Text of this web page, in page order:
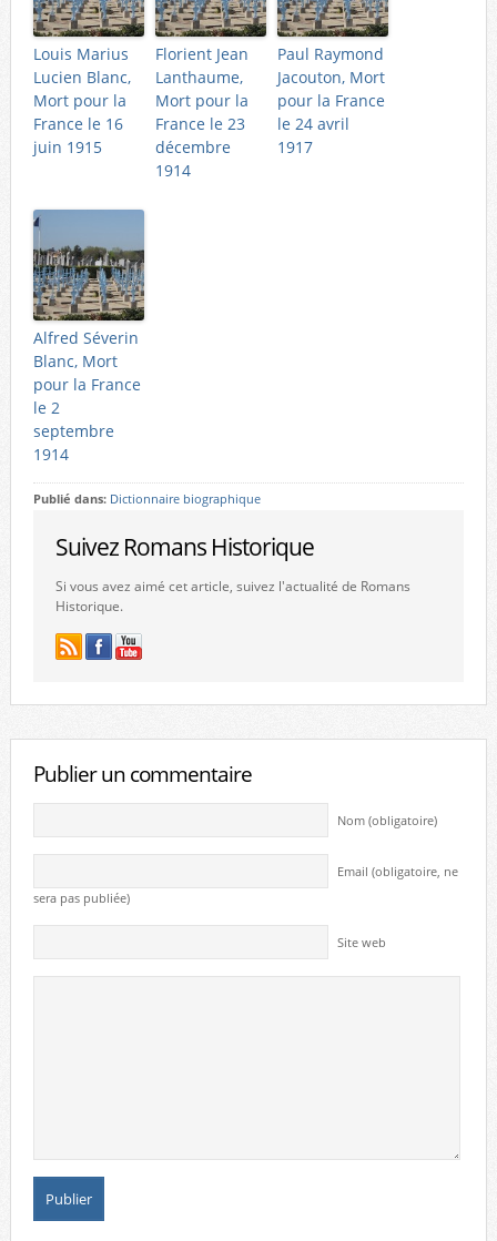
Louis Marius
Lucien Blanc,
Mort pour la
France le 16
juin 1915
Florient Jean
Lanthaume,
Mort pour la
France le 23
décembre
1914
Paul Raymond
Jacouton, Mort
pour la France
le 24 avril
1917
Alfred Séverin
Blanc, Mort
pour la France
le 2
septembre
1914
Publié dans: Dictionnaire biographique
Suivez Romans Historique
Si vous avez aimé cet article, suivez l'actualité de Romans
Historique.
Publier un commentaire
Nom (obligatoire)
Email (obligatoire, ne
sera pas publiée)
Site web